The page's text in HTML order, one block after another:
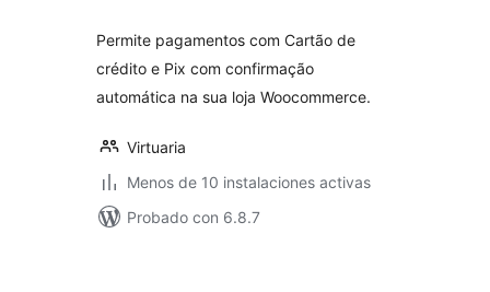
Permite pagamentos com Cartão de
crédito e Pix com confirmação
automática na sua loja Woocommerce.
Virtuaria
Menos de 10 instalaciones activas
Probado con 6.8.7